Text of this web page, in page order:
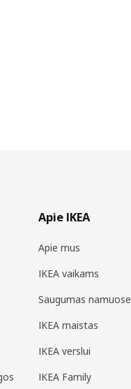
Apie IKEA
Apie mus
IKEA vaikams
Saugumas namuose
IKEA maistas
IKEA verslui
IKEA Family